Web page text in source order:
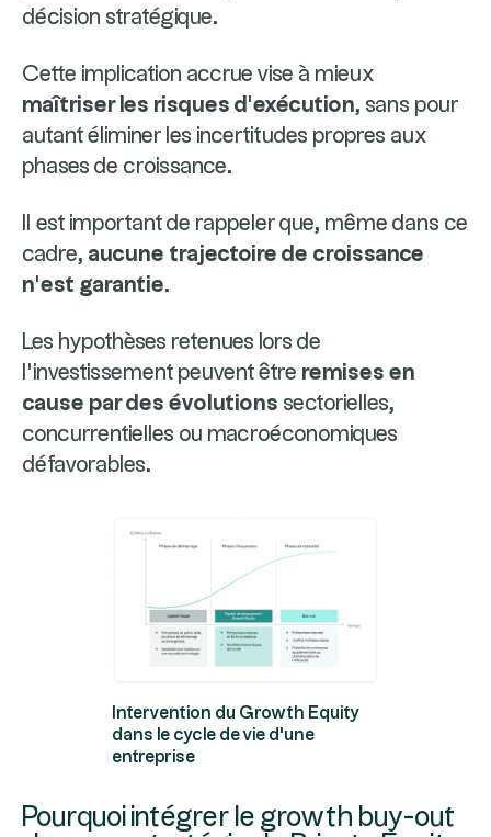
décision stratégique.
Cette implication accrue vise à mieux
maîtriser les risques d’exécution, sans pour
autant éliminer les incertitudes propres aux
phases de croissance.
Il est important de rappeler que, même dans ce
cadre, aucune trajectoire de croissance
n’est garantie.
Les hypothèses retenues lors de
l’investissement peuvent être remises en
cause par des évolutions sectorielles,
concurrentielles ou macroéconomiques
défavorables.
Intervention du Growth Equity
dans le cycle de vie d'une
entreprise
Pourquoi intégrer le growth buy-out